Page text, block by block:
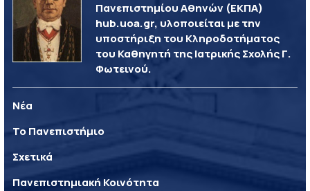
Πανεπιστημίου Αθηνών (ΕΚΠΑ)
hub.uoa.gr, υλοποιείται με την
υποστήριξη του Κληροδοτήματος
του Καθηγητή της Ιατρικής Σχολής Γ.
Φωτεινού.
Νέα
Το Πανεπιστήμιο
Σχετικά
Πανεπιστημιακή Κοινότητα